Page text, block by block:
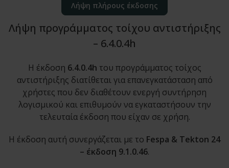
Λήψη πλήρους έκδοσης
Λήψη προγράμματος τοίχου αντιστήριξης
– 6.4.0.4h
Η έκδοση 6.4.0.4h του προγράμματος τοίχος
αντιστήριξης διατίθεται για επανεγκατάσταση από
χρήστες που δεν διαθέτουν ενεργή συντήρηση
λογισμικού και επιθυμούν να εγκαταστήσουν την
τελευταία έκδοση που είχαν σε χρήση.
Η έκδοση αυτή συνεργάζεται με το Fespa & Tekton 24
– έκδοση 9.1.0.46.